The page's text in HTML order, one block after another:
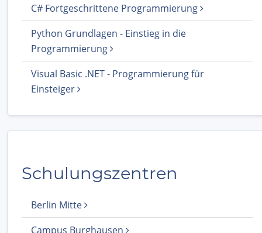
C# Fortgeschrittene Programmierung
Python Grundlagen - Einstieg in die
Programmierung
Visual Basic .NET - Programmierung für
Einsteiger
Schulungszentren
Berlin Mitte
Campus Burghausen